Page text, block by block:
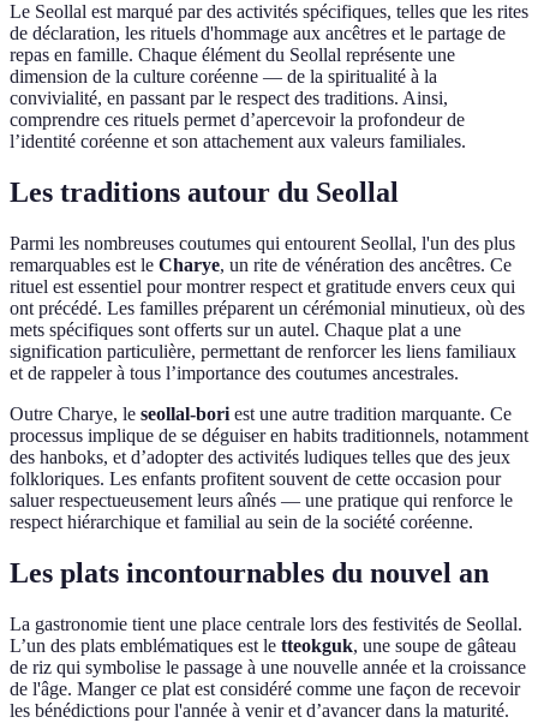
Le Seollal est marqué par des activités spécifiques, telles que les rites
de déclaration, les rituels d'hommage aux ancêtres et le partage de
repas en famille. Chaque élément du Seollal représente une
dimension de la culture coréenne — de la spiritualité à la
convivialité, en passant par le respect des traditions. Ainsi,
comprendre ces rituels permet d’apercevoir la profondeur de
l’identité coréenne et son attachement aux valeurs familiales.
Les traditions autour du Seollal
Parmi les nombreuses coutumes qui entourent Seollal, l'un des plus
remarquables est le Charye, un rite de vénération des ancêtres. Ce
rituel est essentiel pour montrer respect et gratitude envers ceux qui
ont précédé. Les familles préparent un cérémonial minutieux, où des
mets spécifiques sont offerts sur un autel. Chaque plat a une
signification particulière, permettant de renforcer les liens familiaux
et de rappeler à tous l’importance des coutumes ancestrales.
Outre Charye, le seollal-bori est une autre tradition marquante. Ce
processus implique de se déguiser en habits traditionnels, notamment
des hanboks, et d’adopter des activités ludiques telles que des jeux
folkloriques. Les enfants profitent souvent de cette occasion pour
saluer respectueusement leurs aînés — une pratique qui renforce le
respect hiérarchique et familial au sein de la société coréenne.
Les plats incontournables du nouvel an
La gastronomie tient une place centrale lors des festivités de Seollal.
L’un des plats emblématiques est le tteokguk, une soupe de gâteau
de riz qui symbolise le passage à une nouvelle année et la croissance
de l'âge. Manger ce plat est considéré comme une façon de recevoir
les bénédictions pour l'année à venir et d’avancer dans la maturité.